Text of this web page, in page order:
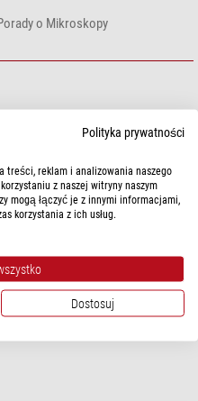
o Mikroskopy
Polityka prywatności
treści, reklam i analizowania naszego
z naszej witryny naszym
mogą łączyć je z innymi informacjami,
korzystania z ich usług.
Dostosuj